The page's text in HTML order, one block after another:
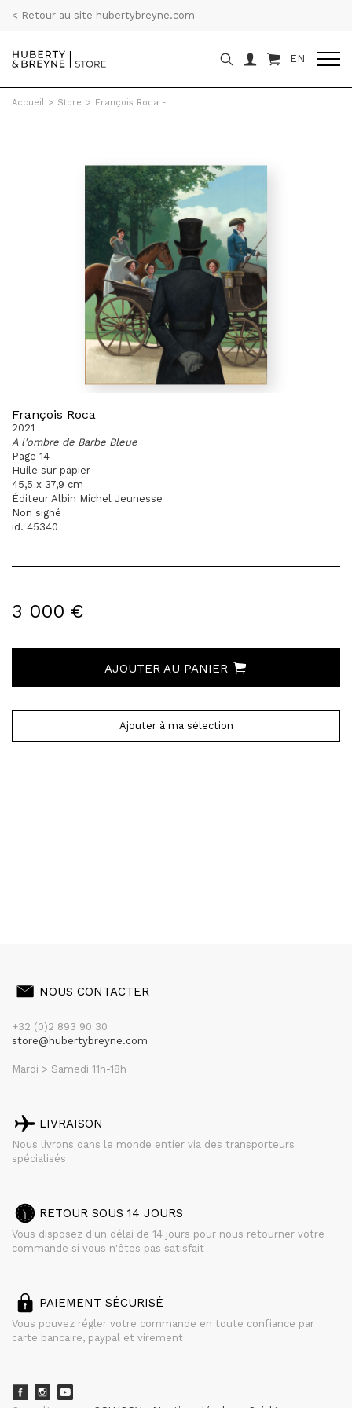
< Retour au site hubertybreyne.com
EN
Accueil > Store > François Roca -
François Roca
2021
A l'ombre de Barbe Bleue
Page 14
Huile sur papier
45,5 x 37,9 cm
Éditeur Albin Michel Jeunesse
Non signé
id. 45340
3 000 €
AJOUTER AU PANIER
Ajouter à ma sélection
NOUS CONTACTER
+32 (0)2 893 90 30
store@hubertybreyne.com
Mardi > Samedi 11h-18h
LIVRAISON
Nous livrons dans le monde entier via des transporteurs
spécialisés
RETOUR SOUS 14 JOURS
Vous disposez d'un délai de 14 jours pour nous retourner votre
commande si vous n'êtes pas satisfait
PAIEMENT SÉCURISÉ
Vous pouvez régler votre commande en toute confiance par
carte bancaire, paypal et virement